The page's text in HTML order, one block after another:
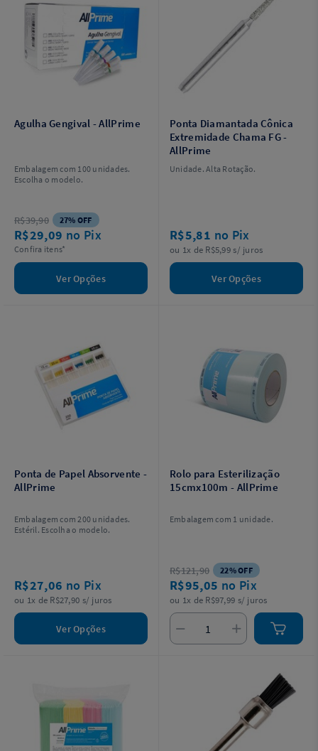
Agulha Gengival - AllPrime
Embalagem com 100 unidades.
Escolha o modelo.
R$39,90 27% OFF
R$29,09 no Pix
Confira itens*
Ver Opções
Ponta Diamantada Cônica
Extremidade Chama FG -
AllPrime
Unidade. Alta Rotação.
R$5,81 no Pix
ou 1x de R$5,99 s/ juros
Ver Opções
Ponta de Papel Absorvente -
AllPrime
Embalagem com 200 unidades.
Estéril. Escolha o modelo.
R$27,06 no Pix
ou 1x de R$27,90 s/ juros
Ver Opções
Rolo para Esterilização
15cmx100m - AllPrime
Embalagem com 1 unidade.
R$121,90 22% OFF
R$95,05 no Pix
ou 1x de R$97,99 s/ juros